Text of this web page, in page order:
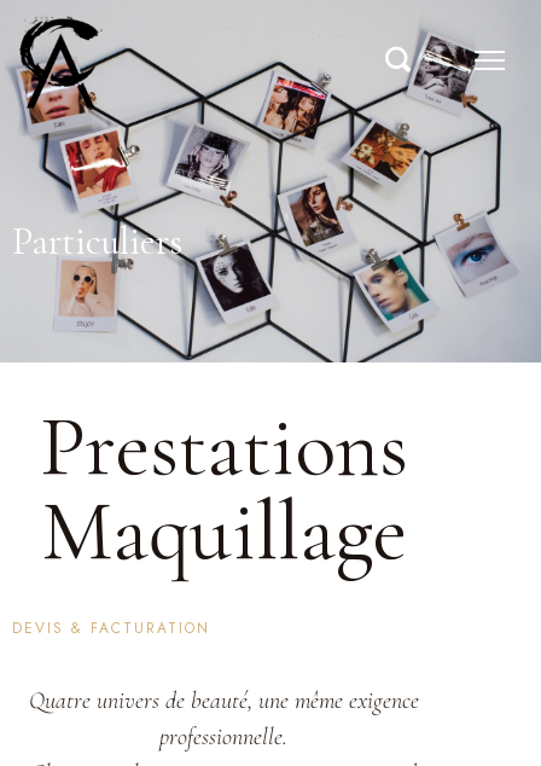
Particuliers
Prestations
Maquillage
DEVIS & FACTURATION
Quatre univers de beauté, une même exigence
professionnelle.